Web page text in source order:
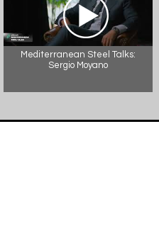
Mediterranean Steel Talks:
Sergio Moyano